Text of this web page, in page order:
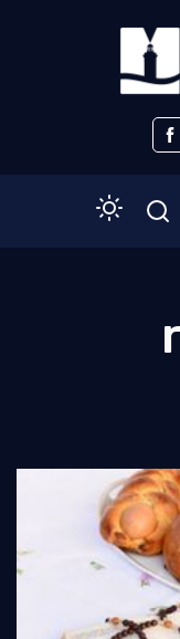
Turizam i nautika
Pomorstvo
Ribolov